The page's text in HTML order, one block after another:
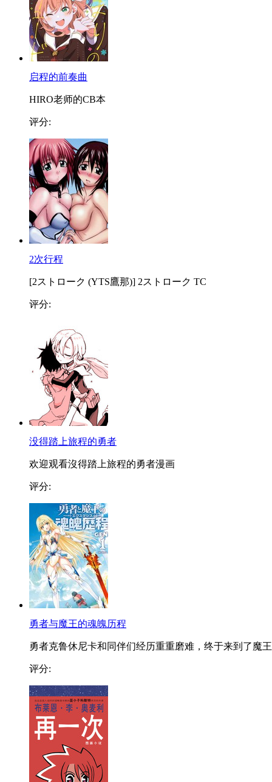
启程的前奏曲
HIRO老师的CB本
评分:
2次行程
[2ストローク (YTS鷹那)] 2ストローク TC
评分:
没得踏上旅程的勇者
欢迎观看沒得踏上旅程的勇者漫画
评分:
勇者与魔王的魂魄历程
勇者克鲁休尼卡和同伴们经历重重磨难，终于来到了魔
评分: